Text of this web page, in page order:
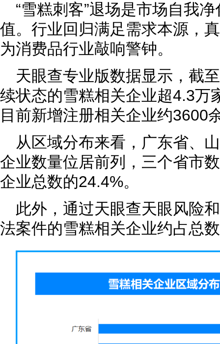
“雪糕刺客”退场是市场自我
值。行业回归满足需求本源，
为消费品行业敲响警钟。
天眼查专业版数据显示，截
续状态的雪糕相关企业超4.3万
目前新增注册相关企业约3600
从区域分布来看，广东省、
企业数量位居前列，三个省市
企业总数的24.4%。
此外，通过天眼查天眼风险
法案件的雪糕相关企业约占总